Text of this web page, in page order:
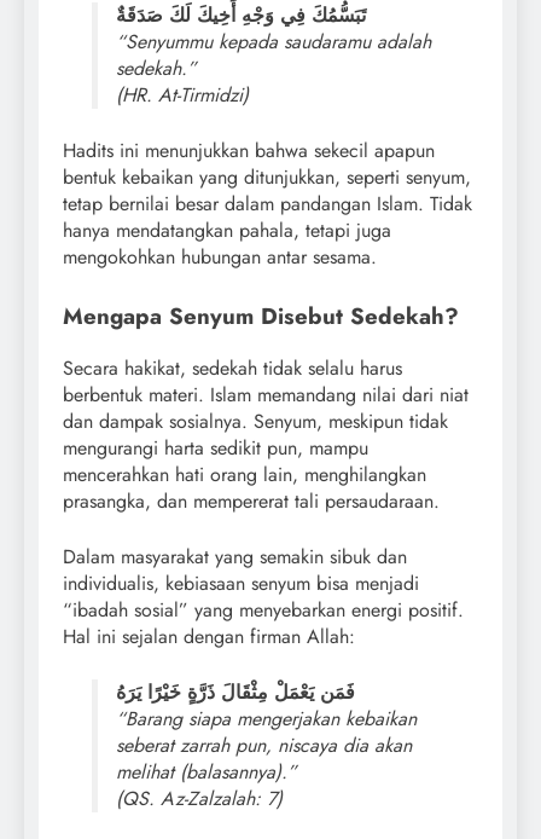
تَبَسُّمُكَ فِي وَجْهِ أَخِيكَ لَكَ صَدَقَةٌ
“Senyummu kepada saudaramu adalah
sedekah.”
(HR. At-Tirmidzi)
Hadits ini menunjukkan bahwa sekecil apapun
bentuk kebaikan yang ditunjukkan, seperti senyum,
tetap bernilai besar dalam pandangan Islam. Tidak
hanya mendatangkan pahala, tetapi juga
mengokohkan hubungan antar sesama.
Mengapa Senyum Disebut Sedekah?
Secara hakikat, sedekah tidak selalu harus
berbentuk materi. Islam memandang nilai dari niat
dan dampak sosialnya. Senyum, meskipun tidak
mengurangi harta sedikit pun, mampu
mencerahkan hati orang lain, menghilangkan
prasangka, dan mempererat tali persaudaraan.
Dalam masyarakat yang semakin sibuk dan
individualis, kebiasaan senyum bisa menjadi
“ibadah sosial” yang menyebarkan energi positif.
Hal ini sejalan dengan firman Allah:
فَمَن يَعْمَلْ مِثْقَالَ ذَرَّةٍ خَيْرًا يَرَهُ
“Barang siapa mengerjakan kebaikan
seberat zarrah pun, niscaya dia akan
melihat (balasannya).”
(QS. Az-Zalzalah: 7)